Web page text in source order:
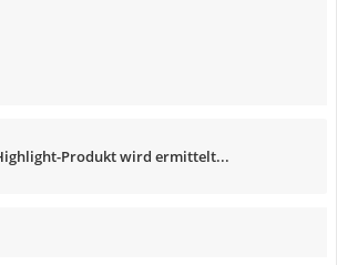
Produkt wird ermittelt...